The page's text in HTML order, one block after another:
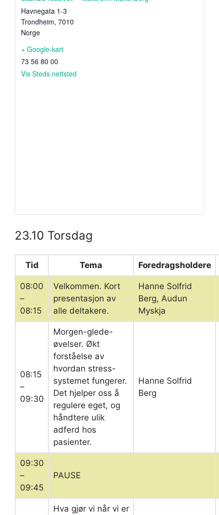
Havnegata 1-3
Trondheim, 7010
Norge
+ Google-kart
73 56 80 00
Vis Steds nettsted
23.10 Torsdag
Tid Tema Foredragsholdere
08:00
–
08:15
Velkommen. Kort
presentasjon av
alle deltakere.
Hanne Solfrid
Berg, Audun
Myskja
08:15
–
09:30
Morgen-glede-
øvelser. Økt
forståelse av
hvordan stress-
systemet fungerer.
Det hjelper oss å
regulere eget, og
håndtere ulik
adferd hos
pasienter.
Hanne Solfrid
Berg
09:30
–
09:45
PAUSE
Hva gjør vi når vi er